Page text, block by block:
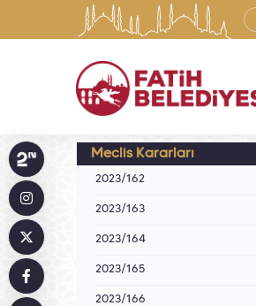
Meclis Kararları
2023/162
2023/163
2023/164
2023/165
2023/166